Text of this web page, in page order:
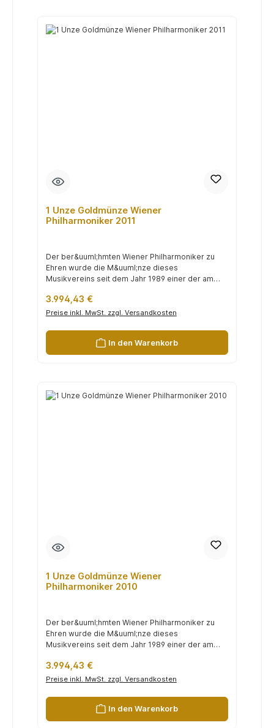
1 Unze Goldmünze Wiener
Philharmoniker 2011
Der ber&uuml;hmten Wiener Philharmoniker zu
Ehren wurde die M&uuml;nze dieses
Musikvereins seit dem Jahr 1989 einer der am
Regulärer Preis:
3.994,43 €
Preise inkl. MwSt. zzgl. Versandkosten
In den Warenkorb
1 Unze Goldmünze Wiener
Philharmoniker 2010
Der ber&uuml;hmten Wiener Philharmoniker zu
Ehren wurde die M&uuml;nze dieses
Musikvereins seit dem Jahr 1989 einer der am
Regulärer Preis:
3.994,43 €
Preise inkl. MwSt. zzgl. Versandkosten
In den Warenkorb